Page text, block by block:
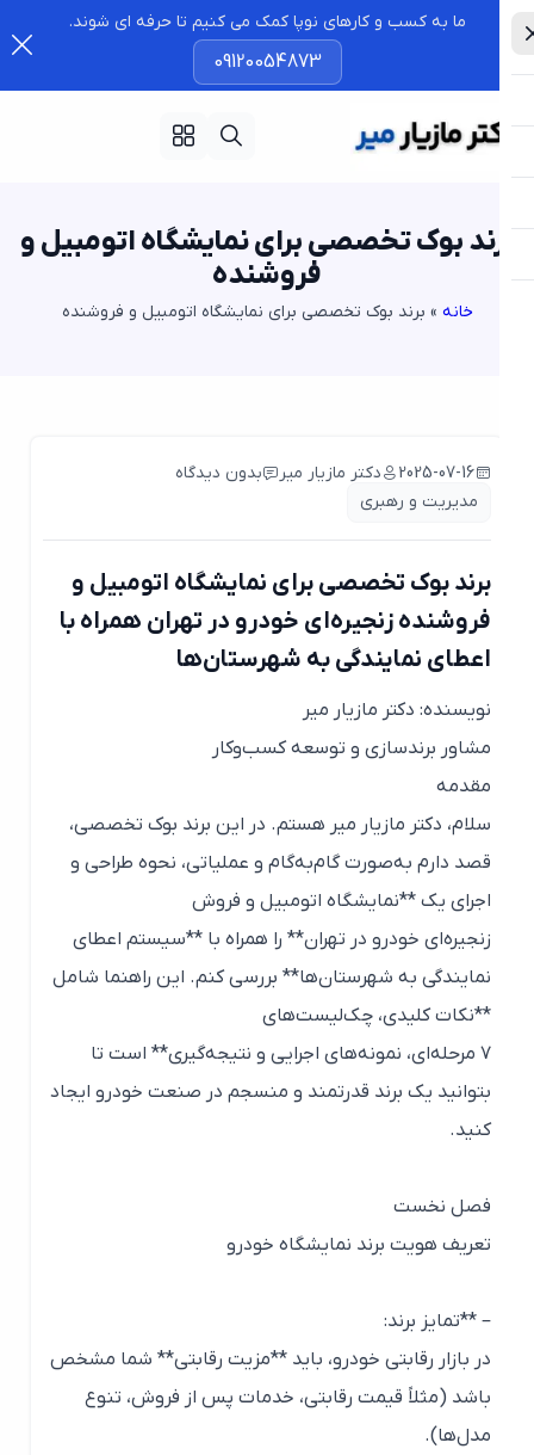
ما به کسب و کارهای نوپا کمک می کنیم تا حرفه ای شوند.
09120054873
بوک تخصصی برای نمایشگاه اتومبیل و
فروشنده
»برند بوک تخصصی برای نمایشگاه اتومبیل و فروشنده
2025-07-16 دکتر مازیار میر
بدون دیدگاه
مدیریت و رهبری
برند بوک تخصصی برای نمایشگاه اتومبیل و
فروشنده زنجیره‌ای خودرو در تهران همراه با
اعطای نمایندگی به شهرستان‌ها
نویسنده: دکتر مازیار میر
مشاور برندسازی و توسعه کسب‌وکار
مقدمه
سلام، دکتر مازیار میر هستم. در این برند بوک تخصصی،
قصد دارم به‌صورت گام‌به‌گام و عملیاتی، نحوه طراحی و
اجرای یک **نمایشگاه اتومبیل و فروش
زنجیره‌ای خودرو در تهران** را همراه با **سیستم اعطای
نمایندگی به شهرستان‌ها** بررسی کنم. این راهنما شامل
**نکات کلیدی، چک‌لیست‌های
۷ مرحله‌ای، نمونه‌های اجرایی و نتیجه‌گیری** است تا
بتوانید یک برند قدرتمند و منسجم در صنعت خودرو ایجاد
کنید.
فصل نخست
تعریف هویت برند نمایشگاه خودرو
– **تمایز برند:
در بازار رقابتی خودرو، باید **مزیت رقابتی** شما مشخص
باشد (مثلاً قیمت رقابتی، خدمات پس از فروش، تنوع
مدل‌ها).